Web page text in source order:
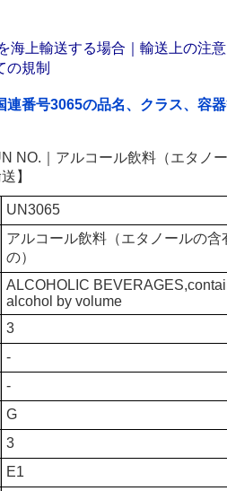
海上輸送する場合｜輸送上の注
の規制
連番号3065の品名、クラス、容
NO.｜アルコール飲料（エタノ
】
UN3065
アルコール飲料（エタノールの
の）
ALCOHOLIC
alcohol by volume
3
-
-
G
3
E1